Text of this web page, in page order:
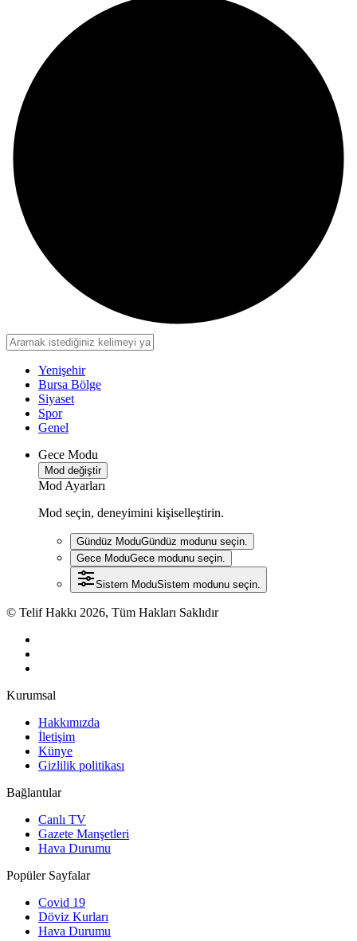
Yenişehir
Bursa Bölge
Siyaset
Spor
Genel
Gece Modu
Mod değiştir
Mod Ayarları
Mod seçin, deneyimini kişiselleştirin.
Gündüz ModuGündüz modunu seçin.
Gece ModuGece modunu seçin.
Sistem ModuSistem modunu seçin.
© Telif Hakkı 2026, Tüm Hakları Saklıdır
Kurumsal
Hakkımızda
İletişim
Künye
Gizlilik politikası
Bağlantılar
Canlı TV
Gazete Manşetleri
Hava Durumu
Popüler Sayfalar
Covid 19
Döviz Kurları
Hava Durumu